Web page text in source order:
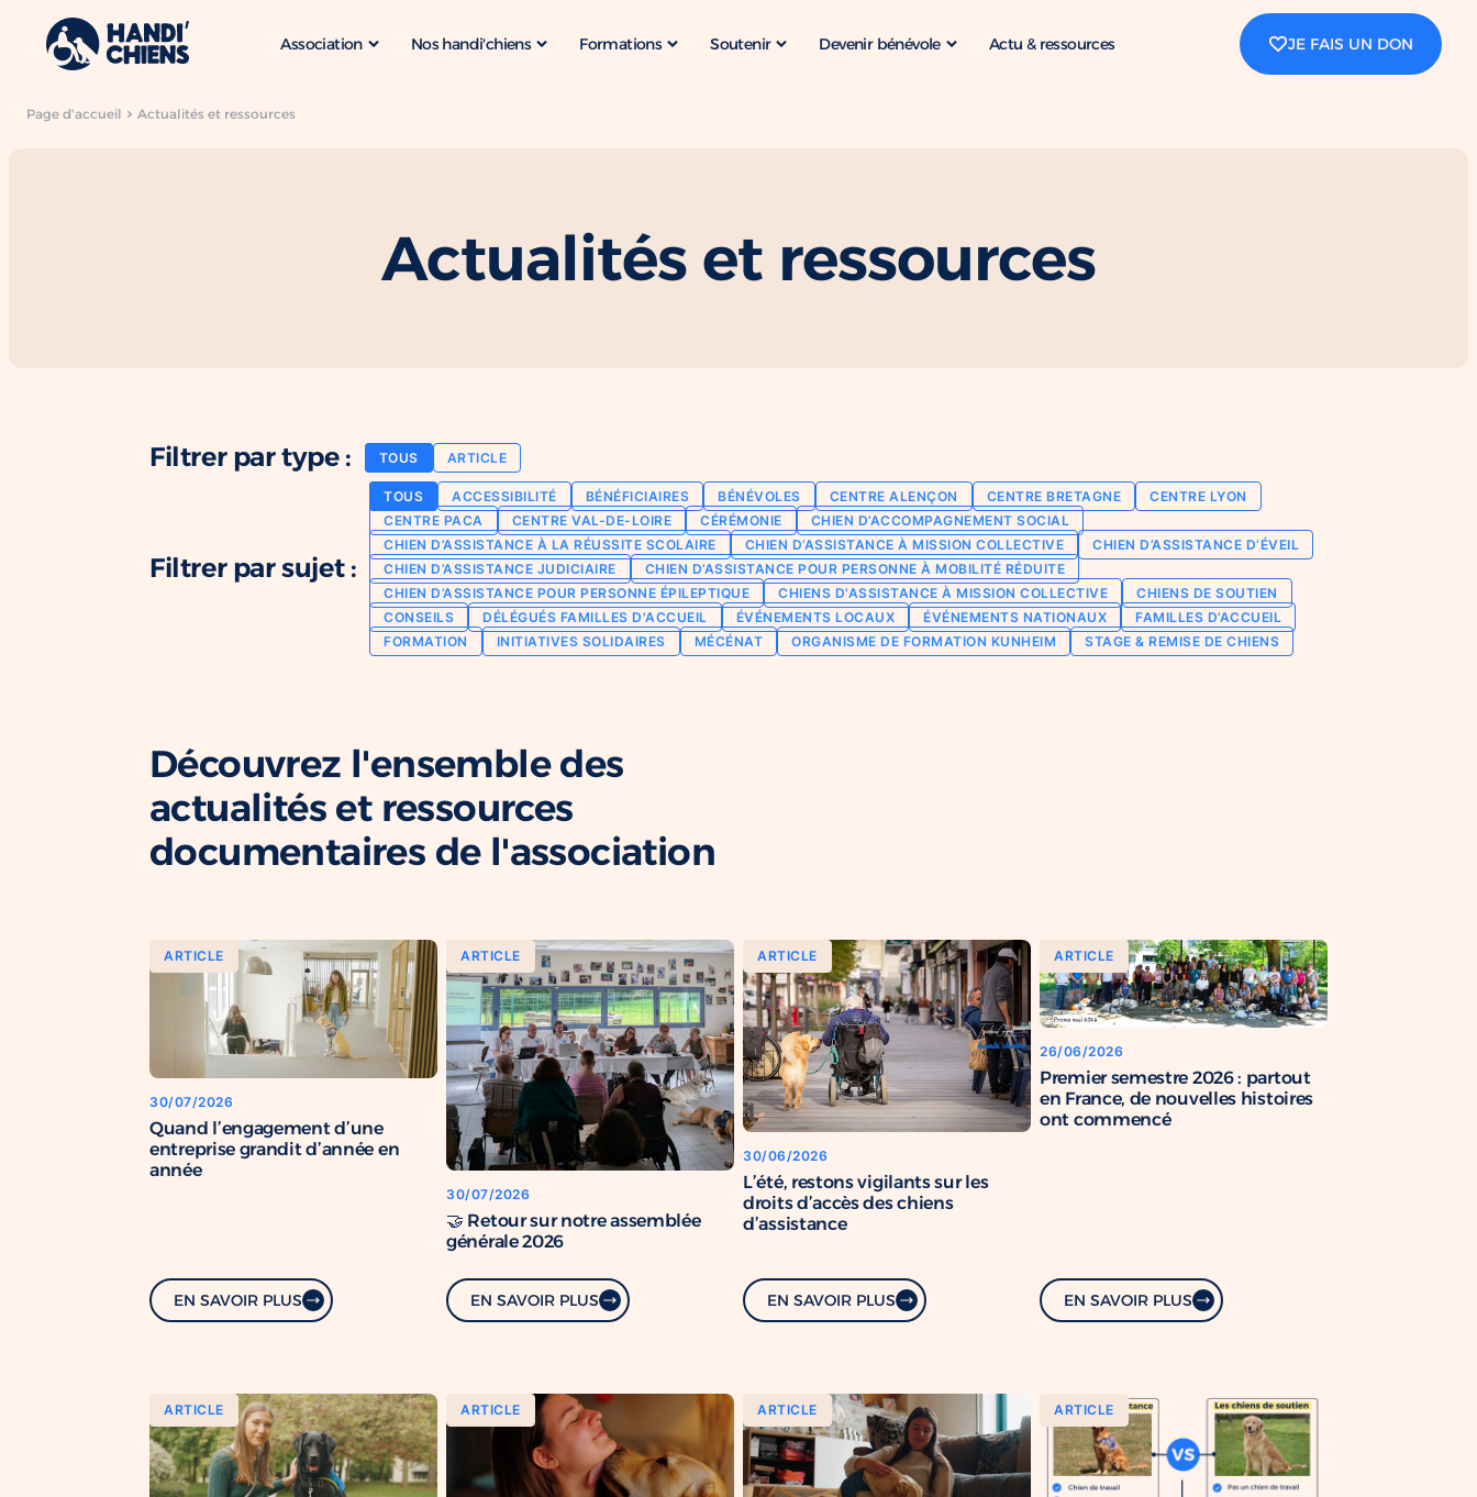
Association Nos handi'chiens Formations Soutenir Devenir bénévole Actu & ressources JE FAIS UN DON
Page d'accueil Actualités et ressources
Actualités et ressources
Filtrer par type : TOUS ARTICLE
Filtrer par sujet :
TOUS ACCESSIBILITÉ BÉNÉFICIAIRES BÉNÉVOLES CENTRE ALENÇON CENTRE BRETAGNE
CENTRE LYON
CENTRE PACA
CENTRE VAL-DE-LOIRE CÉRÉMONIE
CHIEN D’ACCOMPAGNEMENT SOCIAL
CHIEN D’ASSISTANCE À LA RÉUSSITE SCOLAIRE
CHIEN D’ASSISTANCE À MISSION COLLECTIVE
CHIEN D’ASSISTANCE D’ÉVEIL
CHIEN D’ASSISTANCE JUDICIAIRE
CHIEN D’ASSISTANCE POUR PERSONNE À MOBILITÉ RÉDUITE
CHIEN D’ASSISTANCE POUR PERSONNE ÉPILEPTIQUE
CHIENS D'ASSISTANCE À MISSION COLLECTIVE
CHIENS DE SOUTIEN
CONSEILS
DÉLÉGUÉS FAMILLES D'ACCUEIL ÉVÉNEMENTS LOCAUX ÉVÉNEMENTS NATIONAUX
FAMILLES D’ACCUEIL
FORMATION
INITIATIVES SOLIDAIRES MÉCÉNAT ORGANISME DE FORMATION KUNHEIM STAGE & REMISE DE CHIENS
Découvrez l'ensemble des
actualités et ressources
documentaires de l'association
ARTICLE
30/07/2026
Quand l’engagement d’une
entreprise grandit d’année en
année
EN SAVOIR PLUS
ARTICLE
30/07/2026
🤝 Retour sur notre assemblée
générale 2026
EN SAVOIR PLUS
ARTICLE
30/06/2026
L’été, restons vigilants sur les
droits d’accès des chiens
d’assistance
EN SAVOIR PLUS
ARTICLE
26/06/2026
Premier semestre 2026 : partout
en France, de nouvelles histoires
ont commencé
EN SAVOIR PLUS
ARTICLE ARTICLE ARTICLE ARTICLE